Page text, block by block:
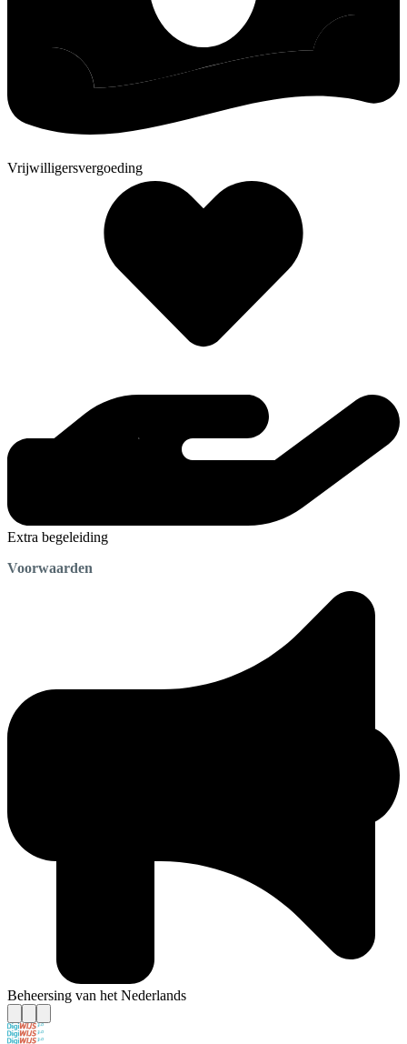
Vrijwilligersvergoeding
Extra begeleiding
Voorwaarden
Beheersing van het Nederlands